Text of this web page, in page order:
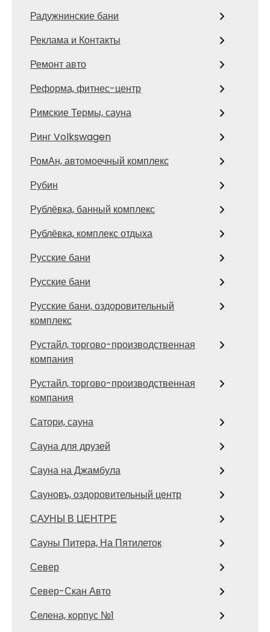
Радужнинские бани
Реклама и Контакты
Ремонт авто
Реформа, фитнес-центр
Римские Термы, сауна
Ринг Volkswagen
РомАн, автомоечный комплекс
Рубин
Рублёвка, банный комплекс
Рублёвка, комплекс отдыха
Русские бани
Русские бани
Русские бани, оздоровительный
комплекс
Рустайл, торгово-производственная
компания
Рустайл, торгово-производственная
компания
Сатори, сауна
Сауна для друзей
Сауна на Джамбула
Сауновъ, оздоровительный центр
САУНЫ В ЦЕНТРЕ
Сауны Питера, На Пятилеток
Север
Север-Скан Авто
Селена, корпус №1